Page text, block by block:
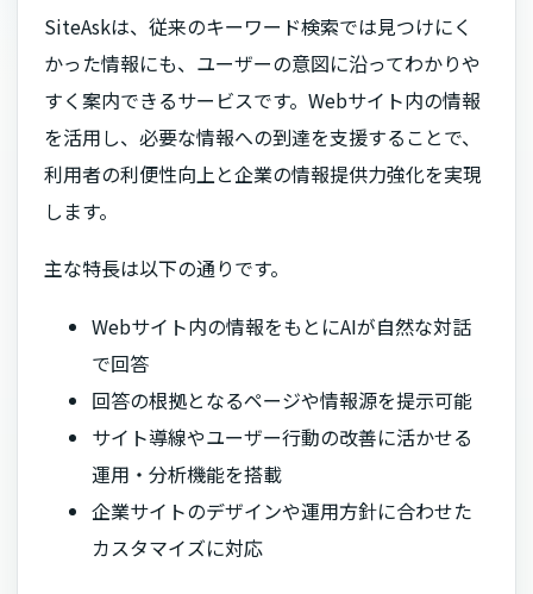
SiteAskは、従来のキーワード検索では見つけにく
かった情報にも、ユーザーの意図に沿ってわかりや
すく案内できるサービスです。Webサイト内の情報
を活用し、必要な情報への到達を支援することで、
利用者の利便性向上と企業の情報提供力強化を実現
します。
主な特長は以下の通りです。
Webサイト内の情報をもとにAIが自然な対話
で回答
回答の根拠となるページや情報源を提示可能
サイト導線やユーザー行動の改善に活かせる
運用・分析機能を搭載
企業サイトのデザインや運用方針に合わせた
カスタマイズに対応